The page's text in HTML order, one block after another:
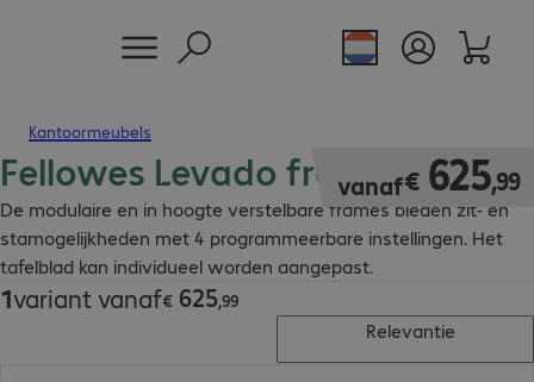
Kantoormeubels
Fellowes Levado frame
De modulaire en in hoogte verstelbare frames bieden zit- en
stamogelijkheden met 4 programmeerbare instellingen. Het
tafelblad kan individueel worden aangepast.
vanaf€ 625,99
€ 625,99
1variant vanaf€ 625,99
€ 625,99
Relevantie